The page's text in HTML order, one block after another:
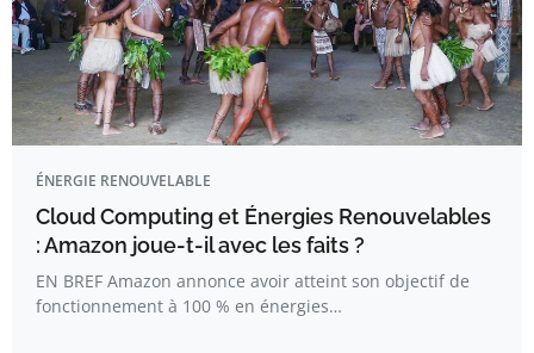
ÉNERGIE RENOUVELABLE
Cloud Computing et Énergies Renouvelables
: Amazon joue-t-il avec les faits ?
EN BREF Amazon annonce avoir atteint son objectif de
fonctionnement à 100 % en énergies…